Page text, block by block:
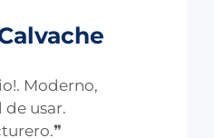
Moderno,
usar.